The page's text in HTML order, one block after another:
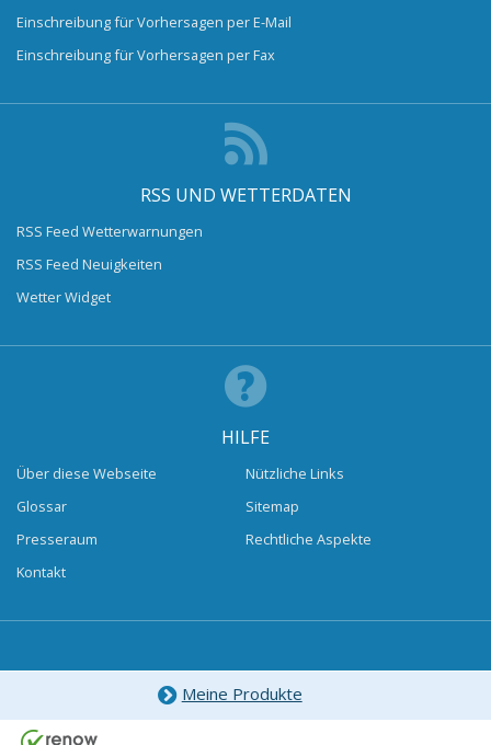
Einschreibung für Vorhersagen per E-Mail
Einschreibung für Vorhersagen per Fax
RSS UND WETTERDATEN
RSS Feed Wetterwarnungen
RSS Feed Neuigkeiten
Wetter Widget
HILFE
Über diese Webseite
Glossar
Presseraum
Kontakt
Nützliche Links
Sitemap
Rechtliche Aspekte
Meine Produkte